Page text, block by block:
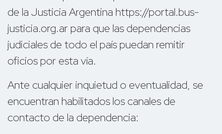
de la Justicia Argentina https://portal.bus-
justicia.org.ar para que las dependencias
judiciales de todo el país puedan remitir
oficios por esta vía.
Ante cualquier inquietud o eventualidad, se
encuentran habilitados los canales de
contacto de la dependencia: